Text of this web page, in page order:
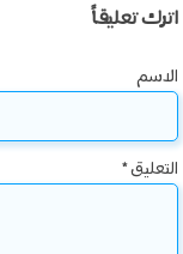
اترك تعليقاً
الاسم
التعليق*